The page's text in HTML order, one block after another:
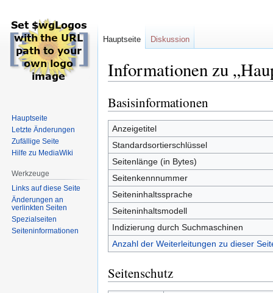
Informationen zu
Zur
Navigation
springen
Zur
Suche
springen
Basisinformationen
Anzeigetitel
Standardsortierschlüssel
Seitenlänge (in Bytes)
Seitenkennnummer
Seiteninhaltssprache
Seiteninhaltsmodell
Indizierung durch Suchmaschinen
Anzahl der Weiterleitungen zu dieser
Seitenschutz
Hauptseite Diskussion
Hauptseite
Letzte Änderungen
Zufällige Seite
Hilfe zu MediaWiki
Werkzeuge
Links auf diese Seite
Änderungen an
verlinkten Seiten
Spezialseiten
Seiten­informationen